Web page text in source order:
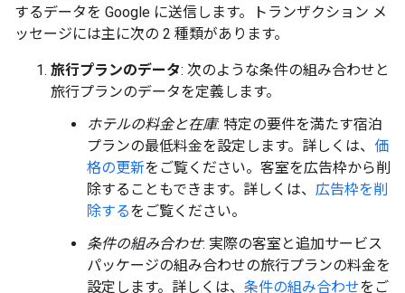
するデータを Google に送信します。トランザクション メ
ッセージには主に次の 2 種類があります。
旅行プランのデータ: 次のような条件の組み合わせと
旅行プランのデータを定義します。
ホテルの料金と在庫: 特定の要件を満たす宿泊
プランの最低料金を設定します。詳しくは、 価
格の更新をご覧ください。客室を広告枠から削
除することもできます。詳しくは、 広告枠を削
除するをご覧ください。
条件の組み合わせ: 実際の客室と追加サービス
パッケージの組み合わせの旅行プランの料金を
設定します。詳しくは、 条件の組み合わせをご